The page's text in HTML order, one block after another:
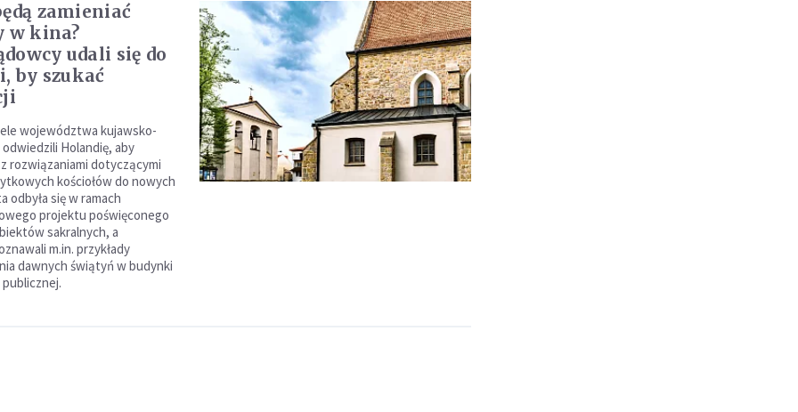
zamieniać
w kina?
udali się do
by szukać
województwa kujawsko-
Holandię, aby
rozwiązaniami dotyczącymi
kościołów do nowych
odbyła się w ramach
projektu poświęconego
sakralnych, a
m.in. przykłady
dawnych świątyń w budynki